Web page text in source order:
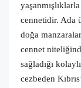
cennetidir. Ada
doğa
cennet
sağladığı
cezbeden